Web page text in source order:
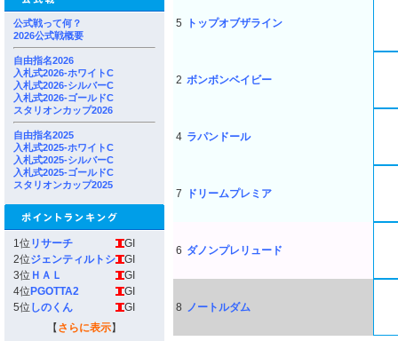
公式戦って何？
2026公式戦概要
自由指名2026
入札式2026-ホワイトC
入札式2026-シルバーC
入札式2026-ゴールドC
スタリオンカップ2026
自由指名2025
入札式2025-ホワイトC
入札式2025-シルバーC
入札式2025-ゴールドC
スタリオンカップ2025
1位 リサーチ
GI
2位ジェンティルトシ
GI
3位 ＨＡＬ
GI
4位 PGOTTA2
GI
5位 しのくん
GI
【 さらに表示】
5 トップオブザライン
2 ボンボンベイビー
4 ラパンドール
7 ドリームプレミア
6 ダノンプレリュード
8 ノートルダム